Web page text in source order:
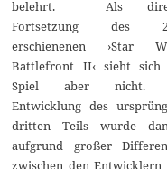
belehrt. Als
Fortsetzung des
erschienenen ›Star
Battlefront II‹ sieht sich
Spiel aber nicht.
Entwicklung des
dritten Teils wurde
aufgrund großer
zwischen den Entwicklern